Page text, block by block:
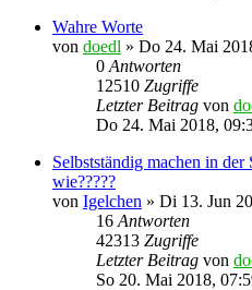
Wahre Worte
von doedl » Do 24. Mai
0 Antworten
12510 Zugriffe
Letzter Beitrag von
Do 24. Mai 2018,
Selbstständig machen in
wie?????
von Igelchen » Di 13. Jun
16 Antworten
42313 Zugriffe
Letzter Beitrag von
So 20. Mai 2018,